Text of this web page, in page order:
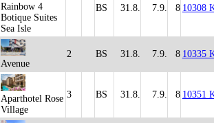
Rainbow 4
Botique Suites
Sea Isle
BS 31.8. 7.9. 8 10308
Avenue
2 BS 31.8. 7.9. 8 10335
Aparthotel Rose
Village
3 BS 31.8. 7.9. 8 10351